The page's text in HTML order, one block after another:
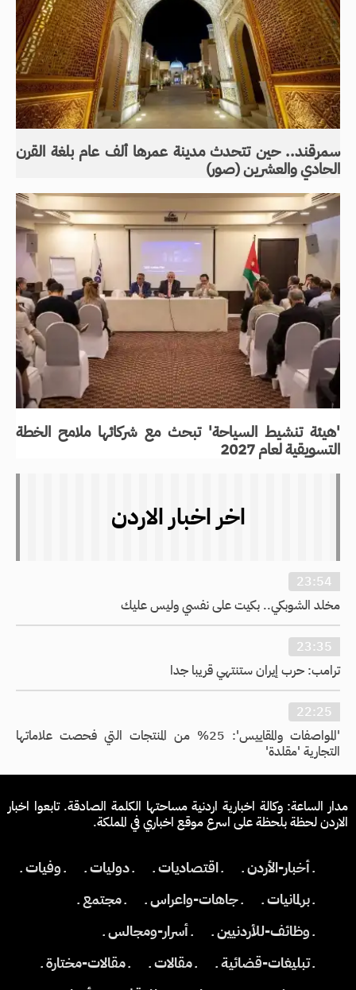
سمرقند.. حين تتحدث مدينة عمرها ألف عام بلغة القرن
الحادي والعشرين (صور)
'هيئة تنشيط السياحة' تبحث مع شركائها ملامح الخطة
التسويقية لعام 2027
اخر اخبار الاردن
23:54
مخلد الشوبكي.. بكيت على نفسي وليس عليك
23:35
ترامب: حرب إيران ستنتهي قريبا جدا
22:25
'المواصفات والمقاييس': 25% من المنتجات التي فحصت علاماتها
التجارية 'مقلدة'
مدار الساعة: وكالة اخبارية اردنية مساحتها الكلمة الصادقة. تابعوا اخبار
الاردن لحظة بلحظة على اسرع موقع اخباري في المملكة.
ـ أخبار-الأردن ـ ـ اقتصاديات ـ ـ دوليات ـ
ـ وفيات ـ
ـ برلمانيات ـ
ـ جاهات-واعراس ـ
ـ مجتمع ـ
ـ وظائف-للأردنيين ـ
ـ أسرار-ومجالس ـ
ـ تبليغات-قضائية ـ
ـ مقالات ـ
ـ مقالات-مختارة ـ